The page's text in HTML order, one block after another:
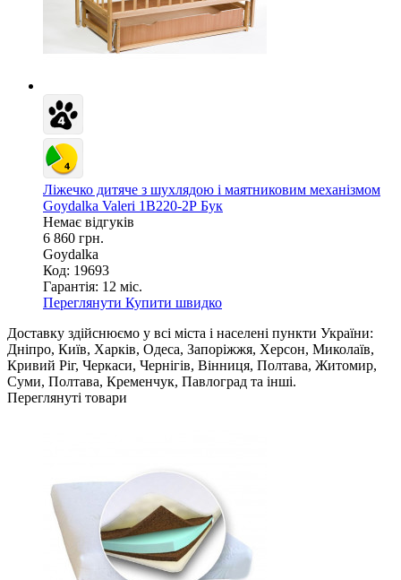
Ліжечко дитяче з шухлядою і маятниковим механізмом
Goydalka Valeri 1B220-2Р Бук
Немає відгуків
6 860 грн.
Goydalka
Код: 19693
Гарантія: 12 міс.
Переглянути Купити швидко
Доставку здійснюємо у всі міста і населені пункти України:
Дніпро, Київ, Харків, Одеса, Запоріжжя, Херсон, Миколаїв,
Кривий Ріг, Черкаси, Чернігів, Вінниця, Полтава, Житомир,
Суми, Полтава, Кременчук, Павлоград та інші.
Переглянуті товари